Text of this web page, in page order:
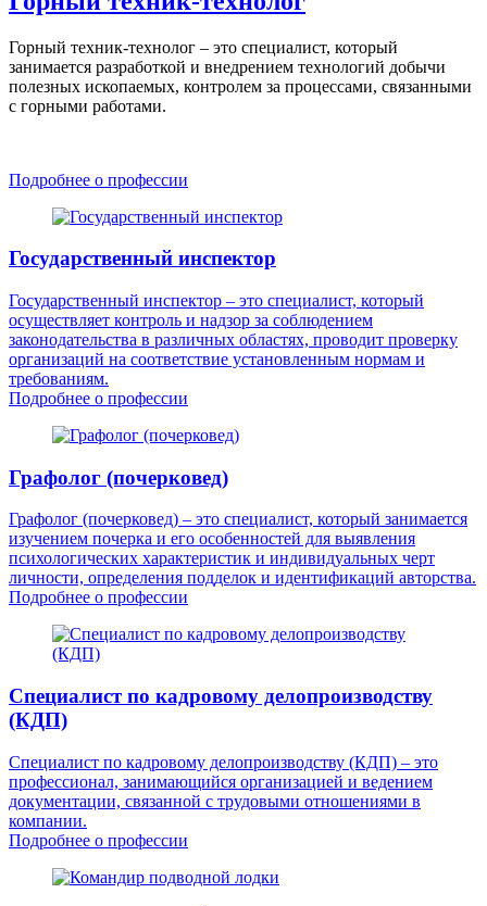
Горный техник-технолог – это специалист, который
занимается разработкой и внедрением технологий добычи
полезных ископаемых, контролем за процессами, связанными
с горными работами.
Подробнее о профессии
Государственный инспектор
Государственный инспектор – это специалист, который
осуществляет контроль и надзор за соблюдением
законодательства в различных областях, проводит проверку
организаций на соответствие установленным нормам и
требованиям.
Подробнее о профессии
Графолог (почерковед)
Графолог (почерковед) – это специалист, который занимается
изучением почерка и его особенностей для выявления
психологических характеристик и индивидуальных черт
личности, определения подделок и идентификаций авторства.
Подробнее о профессии
Специалист по кадровому делопроизводству
(КДП)
Специалист по кадровому делопроизводству (КДП) – это
профессионал, занимающийся организацией и ведением
документации, связанной с трудовыми отношениями в
компании.
Подробнее о профессии